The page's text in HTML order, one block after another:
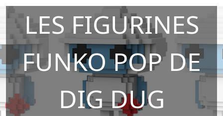
LES FIGURINES
FUNKO POP DE
DIG DUG